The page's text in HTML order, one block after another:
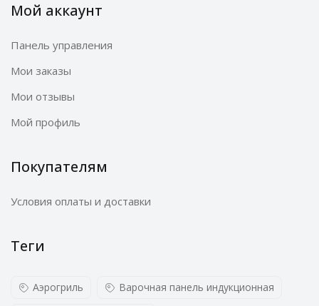
Мой аккаунт
Панель управления
Мои заказы
Мои отзывы
Мой профиль
Покупателям
Условия оплаты и доставки
Теги
Аэрогриль Варочная панель индукционная